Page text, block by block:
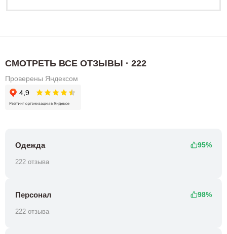
СМОТРЕТЬ ВСЕ ОТЗЫВЫ · 222
Проверены Яндексом
Одежда 95%
222 отзыва
Персонал 98%
222 отзыва